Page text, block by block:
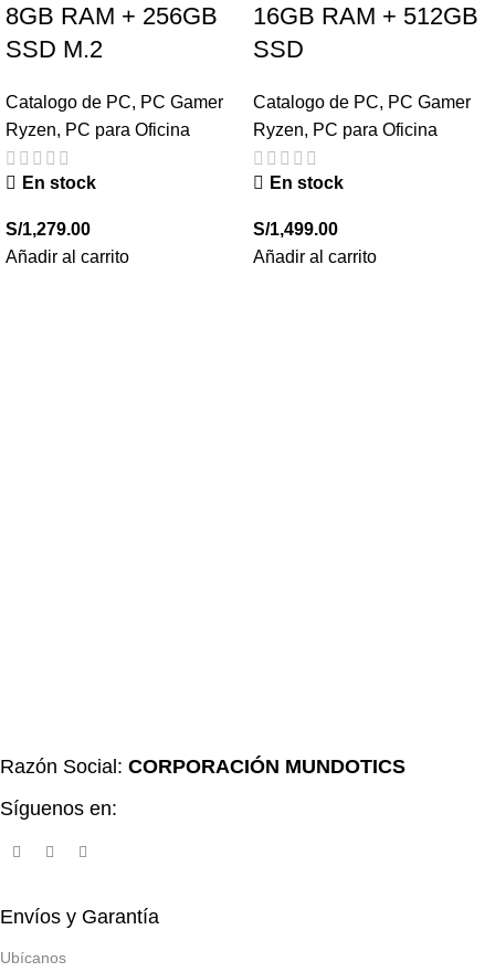
8GB RAM + 256GB
SSD M.2
Catalogo de PC, PC Gamer
Ryzen, PC para Oficina
En stock
S/1,279.00
Añadir al carrito
16GB RAM + 512GB
SSD
Catalogo de PC, PC Gamer
Ryzen, PC para Oficina
En stock
S/1,499.00
Añadir al carrito
Razón Social: CORPORACIÓN MUNDOTICS
Síguenos en:
Envíos y Garantía
Ubícanos